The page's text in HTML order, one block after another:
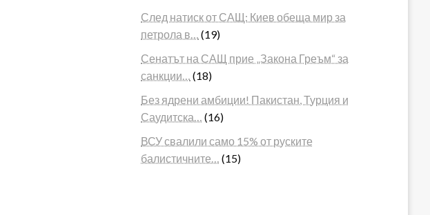
След натиск от САЩ: Киев обеща мир за
петрола в…
(19)
Сенатът на САЩ прие „Закона Греъм“ за
санкции…
(18)
Без ядрени амбиции! Пакистан, Турция и
Саудитска…
(16)
ВСУ свалили само 15% от руските
балистичните…
(15)